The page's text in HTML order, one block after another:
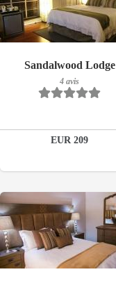
Sandalwood Lodge
4 avis
EUR 209
Petit-déjeuner inclus
4 avis